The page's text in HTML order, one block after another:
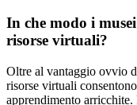
In che modo i
risorse virtuali?
Oltre al vantaggio ovvio
risorse virtuali
apprendimento arricchite.